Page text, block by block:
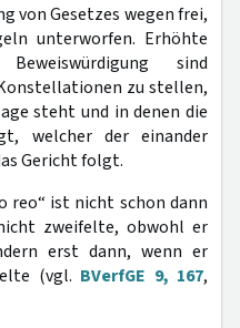
von Gesetzes wegen frei,
unterworfen. Erhöhte
sind
zu stellen,
steht und in denen die
welcher der einander
Gericht folgt.
reo“ ist nicht schon dann
zweifelte, obwohl er
erst dann, wenn er
(vgl. BVerfGE 9, 167,